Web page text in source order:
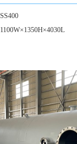
SS400
1100W×1350H×4030L